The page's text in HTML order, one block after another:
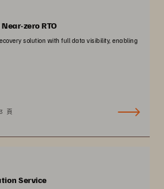
zero RTO
solution with full data visibility, enabling
3 頁
Service